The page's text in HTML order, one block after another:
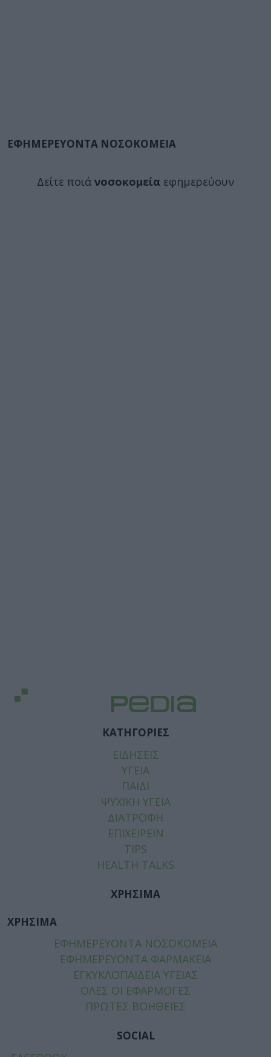
ΕΦΗΜΕΡΕΥΟΝΤΑ ΝΟΣΟΚΟΜΕΙΑ
Δείτε ποιά νοσοκομεία εφημερεύουν
ΚΑΤΗΓΟΡΙΕΣ
ΕΙΔΗΣΕΙΣ
ΥΓΕΙΑ
ΠΑΙΔΙ
ΨΥΧΙΚΗ ΥΓΕΙΑ
ΔΙΑΤΡΟΦΗ
ΕΠΙΧΕΙΡΕΙΝ
TIPS
HEALTH TALKS
ΧΡΗΣΙΜΑ
ΧΡΗΣΙΜΑ
ΕΦΗΜΕΡΕΥΟΝΤΑ ΝΟΣΟΚΟΜΕΙΑ
ΕΦΗΜΕΡΕΥΟΝΤΑ ΦΑΡΜΑΚΕΙΑ
ΕΓΚΥΚΛΟΠΑΙΔΕΙΑ ΥΓΕΙΑΣ
ΟΛΕΣ ΟΙ ΕΦΑΡΜΟΓΕΣ
ΠΡΩΤΕΣ ΒΟΗΘΕΙΕΣ
SOCIAL